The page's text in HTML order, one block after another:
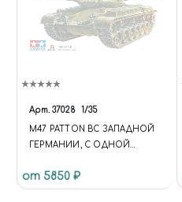
Арт. 37028 1/35
M47 PATTON ВС ЗАПАДНОЙ
ГЕРМАНИИ, С ОДНОЙ
от 5850 ₽